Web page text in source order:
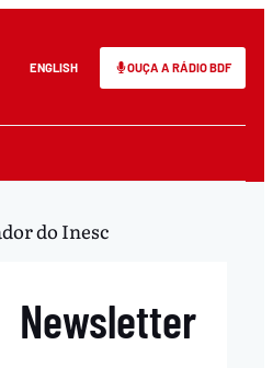
ENGLISH OUÇA A RÁDIO BDF
do Inesc
Newsletter